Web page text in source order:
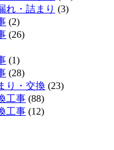
れ・詰まり (3)
(2)
(26)
(1)
(28)
り・交換 (23)
工事 (88)
工事 (12)